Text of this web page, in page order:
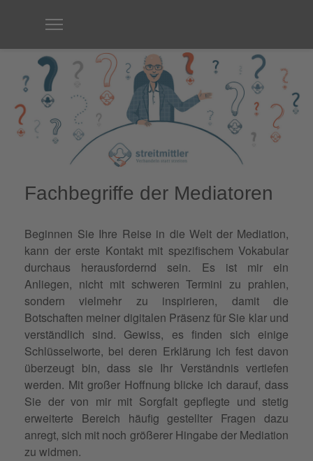
Fachbegriffe der Mediatoren
Beginnen Sie Ihre Reise in die Welt der Mediation,
kann der erste Kontakt mit spezifischem Vokabular
durchaus herausfordernd sein. Es ist mir ein
Anliegen, nicht mit schweren Termini zu prahlen,
sondern vielmehr zu inspirieren, damit die
Botschaften meiner digitalen Präsenz für Sie klar und
verständlich sind. Gewiss, es finden sich einige
Schlüsselworte, bei deren Erklärung ich fest davon
überzeugt bin, dass sie Ihr Verständnis vertiefen
werden. Mit großer Hoffnung blicke ich darauf, dass
Sie der von mir mit Sorgfalt gepflegte und stetig
erweiterte Bereich häufig gestellter Fragen dazu
anregt, sich mit noch größerer Hingabe der Mediation
zu widmen.